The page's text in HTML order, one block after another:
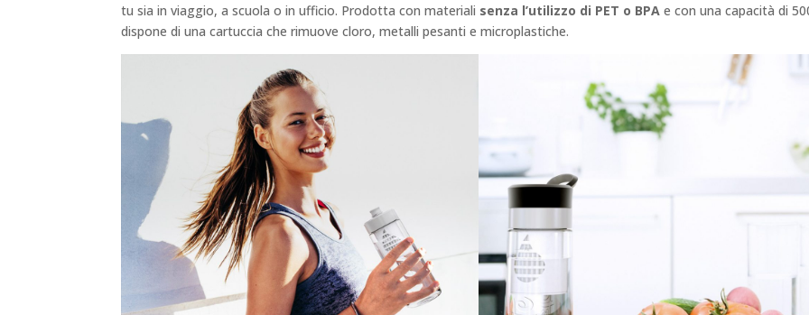
tu sia in viaggio, a scuola o in ufficio. Prodotta con materiali senza l’utilizzo di PET o BPA e con una capacità di
dispone di una cartuccia che rimuove cloro, metalli pesanti e microplastiche.